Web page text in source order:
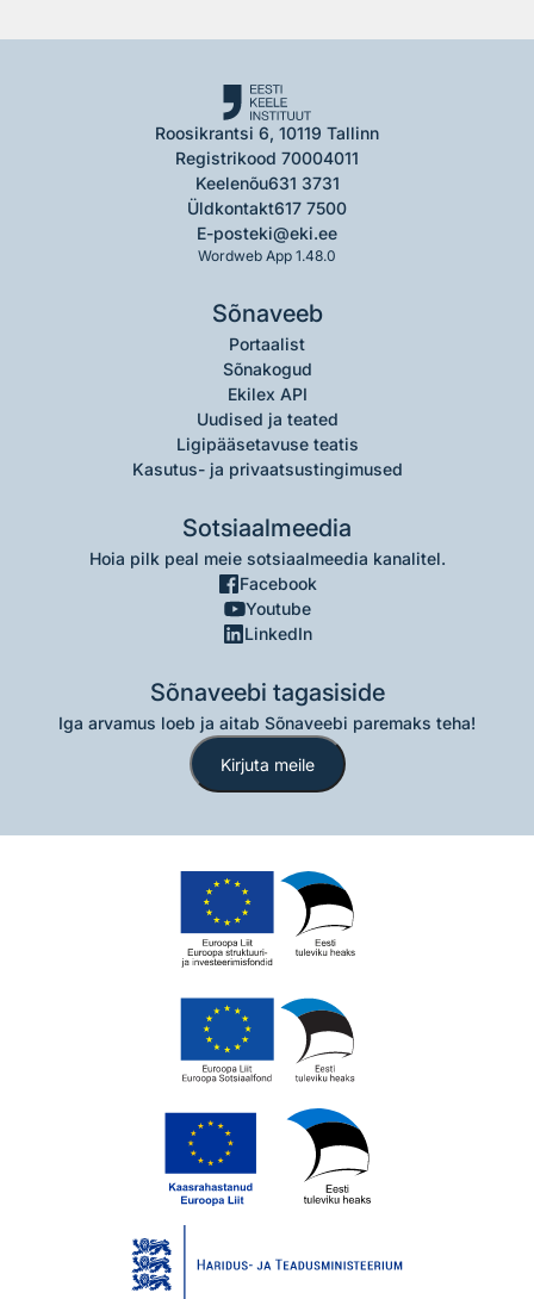
Roosikrantsi 6, 10119 Tallinn
Registrikood 70004011
Keelenõu631 3731
Üldkontakt617 7500
E-posteki@eki.ee
Wordweb App 1.48.0
Sõnaveeb
Portaalist
Sõnakogud
Ekilex API
Uudised ja teated
Ligipääsetavuse teatis
Kasutus- ja privaatsustingimused
Sotsiaalmeedia
Hoia pilk peal meie sotsiaalmeedia kanalitel.
Facebook
Youtube
LinkedIn
Sõnaveebi tagasiside
Iga arvamus loeb ja aitab Sõnaveebi paremaks teha!
Kirjuta meile